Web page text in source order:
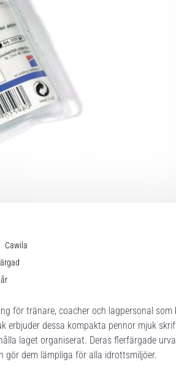
Cawila
för tränare, coacher och lagpersonal som
erbjuder dessa kompakta pennor mjuk
laget organiserat. Deras flerfärgade
gör dem lämpliga för alla idrottsmiljöer.